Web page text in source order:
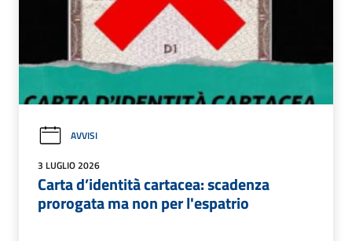
AVVISI
3 LUGLIO 2026
Carta d’identità cartacea: scadenza
prorogata ma non per l'espatrio